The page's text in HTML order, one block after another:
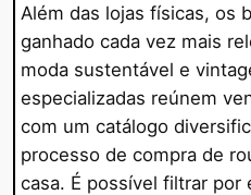
Além das lojas físicas, os
ganhado cada vez mais
moda sustentável e
especializadas reúnem
com um catálogo
processo de compra de
casa. É possível filtrar por